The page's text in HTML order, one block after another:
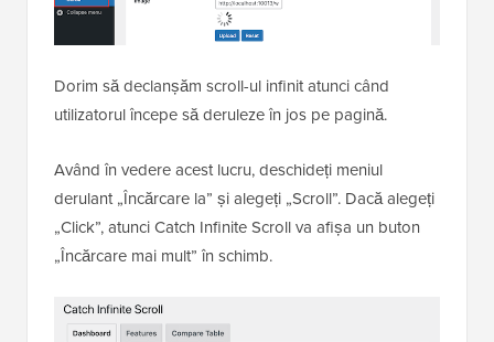
Dorim să declanșăm scroll-ul infinit atunci când
utilizatorul începe să deruleze în jos pe pagină.
Având în vedere acest lucru, deschideți meniul
derulant „Încărcare la” și alegeți „Scroll”. Dacă alegeți
„Click”, atunci Catch Infinite Scroll va afișa un buton
„Încărcare mai mult” în schimb.